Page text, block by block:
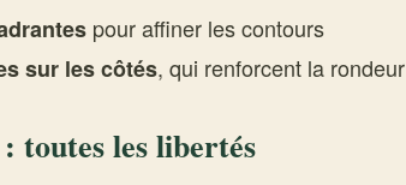
pour affiner les contours
sur les côtés, qui renforcent la rondeur
toutes les libertés